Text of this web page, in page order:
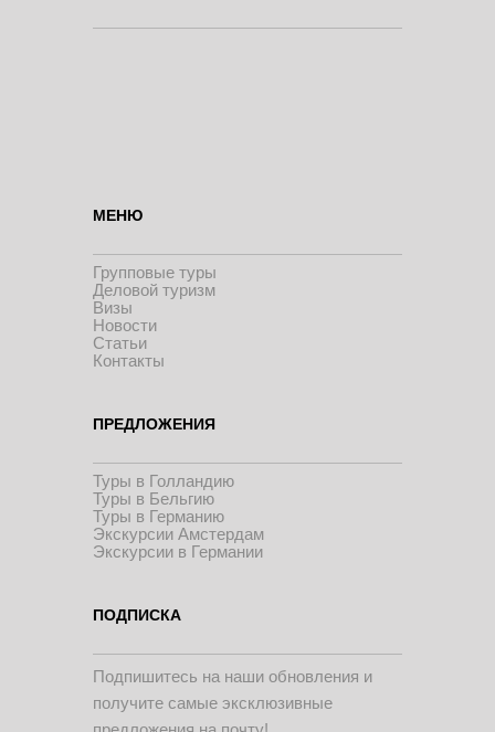
МЕНЮ
Групповые туры
Деловой туризм
Визы
Новости
Статьи
Контакты
ПРЕДЛОЖЕНИЯ
Туры в Голландию
Туры в Бельгию
Туры в Германию
Экскурсии Амстердам
Экскурсии в Германии
ПОДПИСКА
Подпишитесь на наши обновления и
получите самые эксклюзивные